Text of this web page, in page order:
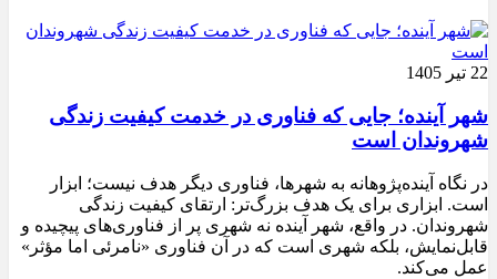
22 تیر 1405
شهر آینده؛ جایی که فناوری در خدمت کیفیت زندگی
شهروندان است
در نگاه آینده‌پژوهانه به شهرها، فناوری دیگر هدف نیست؛ ابزار
است. ابزاری برای یک هدف بزرگ‌تر: ارتقای کیفیت زندگی
شهروندان. در واقع، شهر آینده نه شهری پر از فناوری‌های پیچیده و
قابل‌نمایش، بلکه شهری است که در آن فناوری «نامرئی اما مؤثر»
عمل می‌کند.